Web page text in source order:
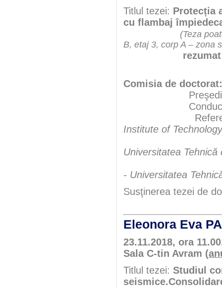
Titlul tezei: Protecția
cu flambaj
(Teza
B, etaj 3, corp A – zona
rezumat
Comisia de doctorat:
Conducător
Institute of Technology
Universitatea
- Universitatea
Susţinerea tezei de
Eleonora Eva
23.11.2018, ora
Sala C-tin Avram (
Titlul tezei: Studiul